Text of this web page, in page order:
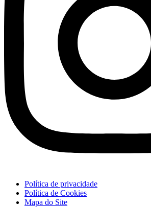
Política de privacidade
Política de Cookies
Mapa do Site